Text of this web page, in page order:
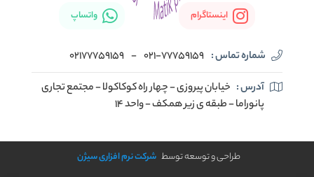
اینستاگرام واتساپ
شماره تماس : 021-77759159
-
02177759159
آدرس : خیابان پیروزی - چهار راه کوکاکولا - مجتمع تجاری
پانوراما - طبقه ی زیر همکف - واحد 14
طراحی و توسعه توسط شرکت نرم افزاری سیژن